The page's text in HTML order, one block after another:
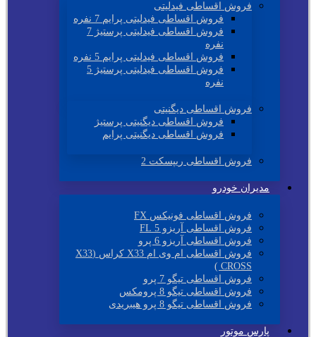
فروش اقساطی فیدلیتی
فروش اقساطی فیدلیتی پرایم 7 نفره
فروش اقساطی فیدلیتی پرستیژ 7
نفره
فروش اقساطی فیدلیتی پرایم 5 نفره
فروش اقساطی فیدلیتی پرستیژ 5
نفره
فروش اقساطی دیگنیتی
فروش اقساطی دیگنیتی پرستیژ
فروش اقساطی دیگنیتی پرایم
فروش اقساطی ریپسکت 2
مدیران خودرو
فروش اقساطی فونیکس FX
فروش اقساطی آریزو 5 FL
فروش اقساطی آریزو 6 پرو
فروش اقساطی ام وی ام X33 کراس (X33
CROSS )
فروش اقساطی تیگو 7 پرو
فروش اقساطی تیگو 8 پرومکس
فروش اقساطی تیگو 8 پرو هیبریدی
پارس موتور